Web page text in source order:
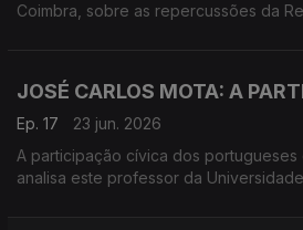
Coimbra, sobre as repercussões da
JOSÉ CARLOS MOTA: A
Ep. 17
23 jun. 2026
A participação cívica dos portugueses
analisa este professor da